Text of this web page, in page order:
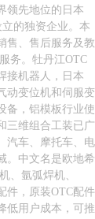
领先地位的日本
的独资企业。本
售、售后服务及教
务。牡丹江OTC
接机器人，日本
动变位机和伺服变
备，铝模板行业使
三维组合工装已广
汽车、摩托车、电
。中文名是欧地希
、氩弧焊机、
件，原装OTC配件
低用户成本，可推